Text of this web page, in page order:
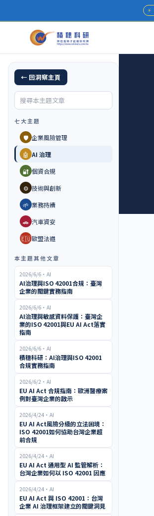
⚡
← 回洞察主頁
七大主題
🛡️ 企業風險管理
🤖 AI 治理
🔐 個資合規
⚙️ 技術與創新
🌱 業務持續
🚗 汽車資安
🇪🇺歐盟法遵
本主題其他文章
2026/6/6 ・ AI
AI治理與ISO 42001合規：臺灣
企業的關鍵實務指南
2026/6/6 ・ AI
AI治理與敏感資料保護：臺灣企
業的ISO 42001與EU AI Act落實
指南
2026/6/6 ・ AI
積穗科研：AI治理與ISO 42001
合規實務指南
2026/6/2 ・ AI
EU AI Act 合規指南：歐洲醫療案
例對臺灣企業的啟示
2026/4/24 ・ AI
EU AI Act風險分級的立法困境：
ISO 42001如何協助台灣企業超
前合規
2026/4/24 ・ AI
EU AI Act 通用型 AI 監管解析：
台灣企業如何以 ISO 42001 因應
2026/4/24 ・ AI
EU AI Act 與 ISO 42001：台灣
企業 AI 治理框架建立的關鍵洞見